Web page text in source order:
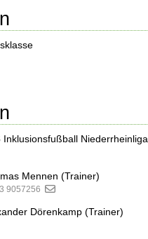
Inklusionsfußball
Mennen (Trainer)
9057256
Dörenkamp (Trainer)